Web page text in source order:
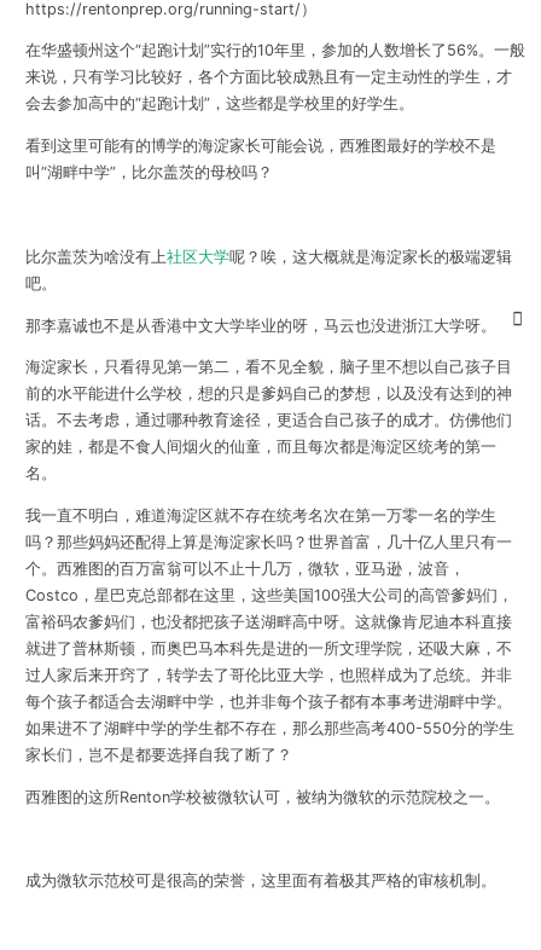
https://rentonprep.org/running-start/）
在华盛顿州这个“起跑计划”实行的10年里，参加的人数增长了56%。一般
来说，只有学习比较好，各个方面比较成熟且有一定主动性的学生，才
会去参加高中的“起跑计划”，这些都是学校里的好学生。
看到这里可能有的博学的海淀家长可能会说，西雅图最好的学校不是
叫“湖畔中学”，比尔盖茨的母校吗？
比尔盖茨为啥没有上社区大学呢？唉，这大概就是海淀家长的极端逻辑
吧。
那李嘉诚也不是从香港中文大学毕业的呀，马云也没进浙江大学呀。
海淀家长，只看得见第一第二，看不见全貌，脑子里不想以自己孩子目
前的水平能进什么学校，想的只是爹妈自己的梦想，以及没有达到的神
话。不去考虑，通过哪种教育途径，更适合自己孩子的成才。仿佛他们
家的娃，都是不食人间烟火的仙童，而且每次都是海淀区统考的第一
名。
我一直不明白，难道海淀区就不存在统考名次在第一万零一名的学生
吗？那些妈妈还配得上算是海淀家长吗？世界首富，几十亿人里只有一
个。西雅图的百万富翁可以不止十几万，微软，亚马逊，波音，
Costco，星巴克总部都在这里，这些美国100强大公司的高管爹妈们，
富裕码农爹妈们，也没都把孩子送湖畔高中呀。这就像肯尼迪本科直接
就进了普林斯顿，而奥巴马本科先是进的一所文理学院，还吸大麻，不
过人家后来开窍了，转学去了哥伦比亚大学，也照样成为了总统。并非
每个孩子都适合去湖畔中学，也并非每个孩子都有本事考进湖畔中学。
如果进不了湖畔中学的学生都不存在，那么那些高考400-550分的学生
家长们，岂不是都要选择自我了断了？
西雅图的这所Renton学校被微软认可，被纳为微软的示范院校之一。
成为微软示范校可是很高的荣誉，这里面有着极其严格的审核机制。